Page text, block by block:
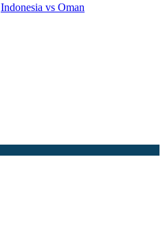
Indonesia vs Oman